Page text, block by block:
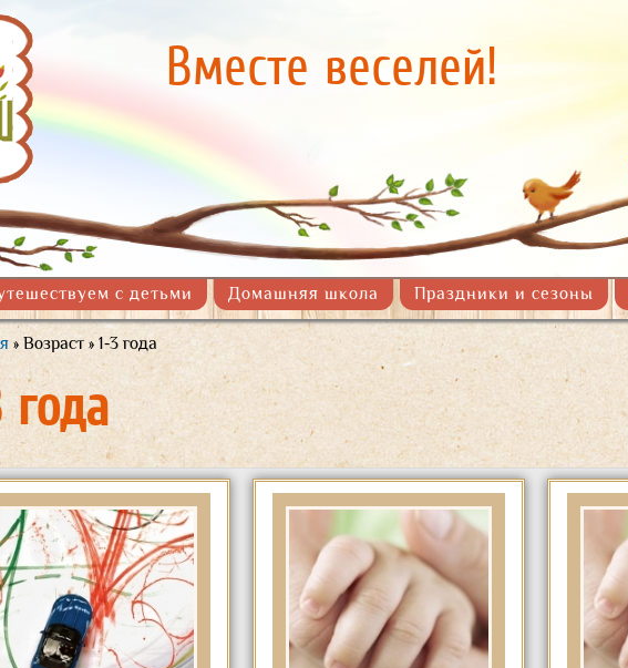
содержанию
Вместе веселей!
с детьми Домашняя школа Праздники и сезоны
» Возраст » 1-3 года
года